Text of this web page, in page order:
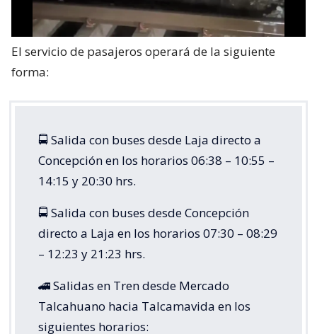
El servicio de pasajeros operará de la siguiente
forma:
🚍 Salida con buses desde Laja directo a
Concepción en los horarios 06:38 – 10:55 –
14:15 y 20:30 hrs.
🚍 Salida con buses desde Concepción
directo a Laja en los horarios 07:30 – 08:29
– 12:23 y 21:23 hrs.
🚄 Salidas en Tren desde Mercado
Talcahuano hacia Talcamavida en los
siguientes horarios: